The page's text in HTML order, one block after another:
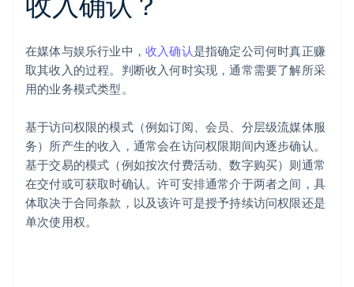
在媒体与娱乐行业中， 收入确认是指确定公司何时真正赚
取其收入的过程。判断收入何时实现，通常需要了解所采
用的业务模式类型。
基于访问权限的模式（例如订阅、会员、分层级流媒体服
务）所产生的收入，通常会在访问权限期间内逐步确认。
基于交易的模式（例如按次付费活动、数字购买）则通常
在交付或可获取时确认。许可安排通常介于两者之间，具
体取决于合同条款，以及该许可是授予持续访问权限还是
单次使用权。